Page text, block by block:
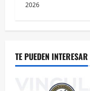
2026
TE PUEDEN INTERESAR